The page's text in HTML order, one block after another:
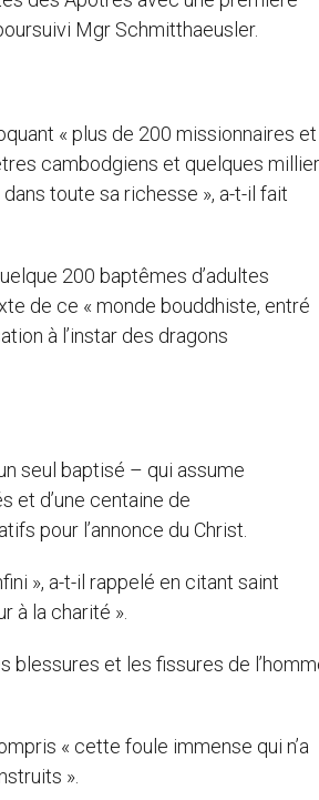
Mgr Schmitthaeusler.
« plus de 200 missionnaires et
cambodgiens et quelques
toute sa richesse », a-t-il fait
200 baptêmes d’adultes
de ce « monde bouddhiste, entré
à l’instar des dragons
seul baptisé – qui assume
et d’une centaine de
pour l’annonce du Christ.
», a-t-il rappelé en citant saint
à la charité ».
blessures et les fissures de
« cette foule immense qui n’a
».